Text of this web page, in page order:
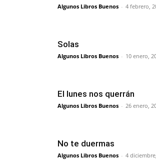
Algunos Libros Buenos - 4 febrero,
Solas
Algunos Libros Buenos - 10 enero,
El lunes nos querrán
Algunos Libros Buenos - 26 enero,
No te duermas
Algunos Libros Buenos - 4